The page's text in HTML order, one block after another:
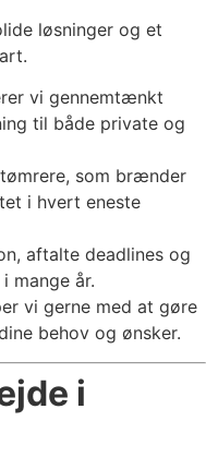
løsninger og et
vi gennemtænkt
til både private og
som brænder
i hvert eneste
aftalte deadlines og
mange år.
vi gerne med at gøre
behov og ønsker.
i